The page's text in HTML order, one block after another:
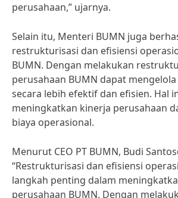
perusahaan,” ujarnya.
Selain itu, Menteri BUMN juga
restrukturisasi dan efisiensi
BUMN. Dengan melakukan
perusahaan BUMN dapat
secara lebih efektif dan efisien. Hal
meningkatkan kinerja perusahaan
biaya operasional.
Menurut CEO PT BUMN, Budi
“Restrukturisasi dan efisiensi
langkah penting dalam
perusahaan BUMN. Dengan